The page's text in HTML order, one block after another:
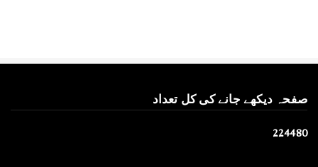
صفحہ دیکھے جانے کی کل تعداد
224480